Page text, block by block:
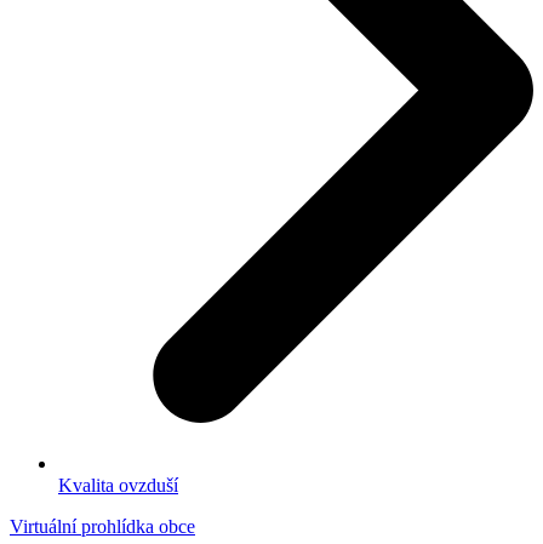
Kvalita ovzduší
Virtuální prohlídka obce